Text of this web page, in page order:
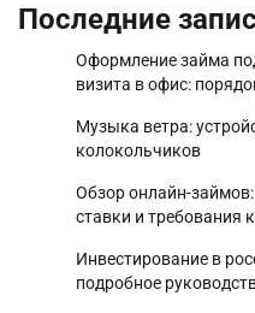
Последние
Оформление займа
визита в офис:
Музыка ветра:
колокольчиков
Обзор онлайн-
ставки и требования
Инвестирование в
подробное